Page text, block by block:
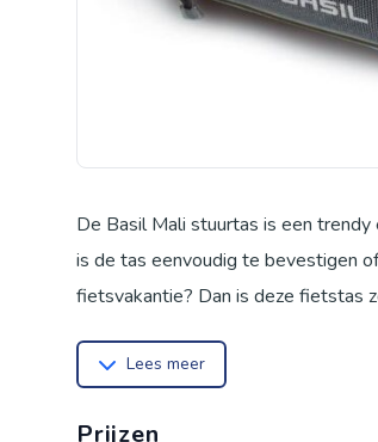
De Basil Mali stuurtas is een
is de tas eenvoudig te bevestigen
fietsvakantie? Dan is deze fietstas
Daardoor hoef je onderweg niet
Lees meer
Prijzen